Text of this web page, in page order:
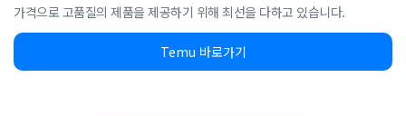
가격으로 고품질의 제품을 제공하기 위해 최선을 다하고 있습니다.
Temu 바로가기